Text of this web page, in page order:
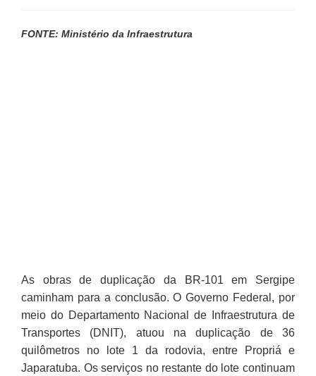
FONTE: Ministério da Infraestrutura
As obras de duplicação da BR-101 em Sergipe
caminham para a conclusão. O Governo Federal, por
meio do Departamento Nacional de Infraestrutura de
Transportes (DNIT), atuou na duplicação de 36
quilômetros no lote 1 da rodovia, entre Propriá e
Japaratuba. Os serviços no restante do lote continuam